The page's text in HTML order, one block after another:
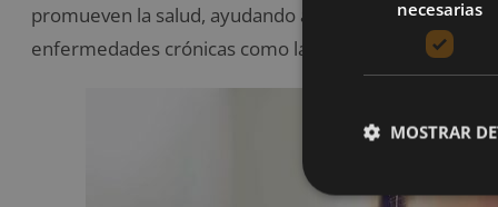
promueven la salud, ayudando a
disminuir los
enfermedades crónicas como la diabetes, la obesidad
necesarias
MOSTRAR